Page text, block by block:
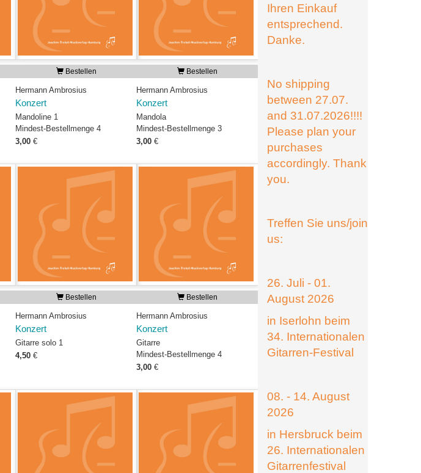
Bestellen
Hermann Ambrosius
Konzert
Mandoline 1
Mindest-Bestellmenge 4
3,00 €
Bestellen
Hermann Ambrosius
Konzert
Mandola
Mindest-Bestellmenge 3
3,00€
Bestellen
Hermann Ambrosius
Konzert
Gitarre solo 1
4,50 €
Bestellen
Hermann Ambrosius
Konzert
Gitarre
Mindest-Bestellmenge 4
3,00€
Ihren Einkauf
entsprechend.
Danke.
No shipping
between 27.07.
and 31.07.2026!!!!
Please plan your
purchases
accordingly. Thank
you.
Treffen Sie uns/join
us:
26. Juli - 01.
August 2026
in Iserlohn beim
34. Internationalen
Gitarren-Festival
08. - 14. August
2026
in Hersbruck beim
26. Internationalen
Gitarrenfestival